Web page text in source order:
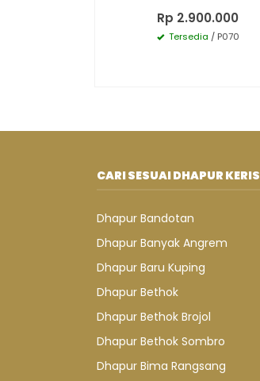
Rp 2.900.000
Tersedia / P070
CARI SESUAI DHAPUR KERIS
Dhapur Bandotan
Dhapur Banyak Angrem
Dhapur Baru Kuping
Dhapur Bethok
Dhapur Bethok Brojol
Dhapur Bethok Sombro
Dhapur Bima Rangsang